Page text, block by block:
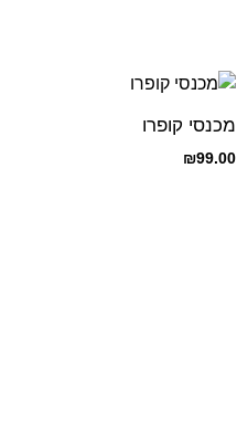
מכנסי קופרו
₪99.00